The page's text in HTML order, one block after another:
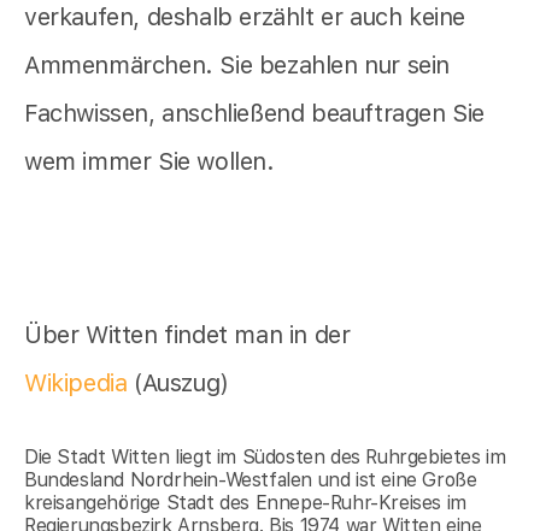
verkaufen, deshalb erzählt er auch keine
Ammenmärchen. Sie bezahlen nur sein
Fachwissen, anschließend beauftragen Sie
wem immer Sie wollen.
Über Witten findet man in der
Wikipedia (Auszug)
Die Stadt Witten liegt im Südosten des Ruhrgebietes im
Bundesland Nordrhein-Westfalen und ist eine Große
kreisangehörige Stadt des Ennepe-Ruhr-Kreises im
Regierungsbezirk Arnsberg. Bis 1974 war Witten eine